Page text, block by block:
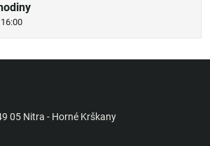
05 Nitra - Horné Krškany